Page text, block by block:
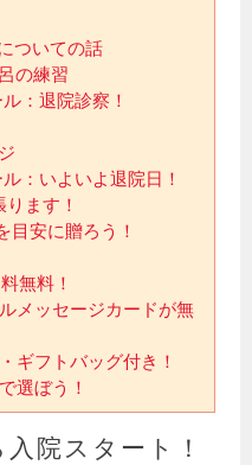
ついての話
の練習
：退院診察！
：いよいよ退院日！
ます！
目安に贈ろう！
無料！
メッセージカードが無
ギフトバッグ付き！
選ぼう！
院スタート！